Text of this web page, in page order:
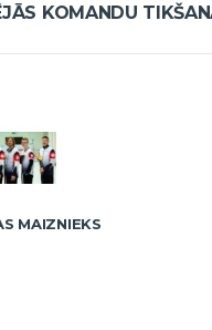
KOMANDU
MAIZNIEKS